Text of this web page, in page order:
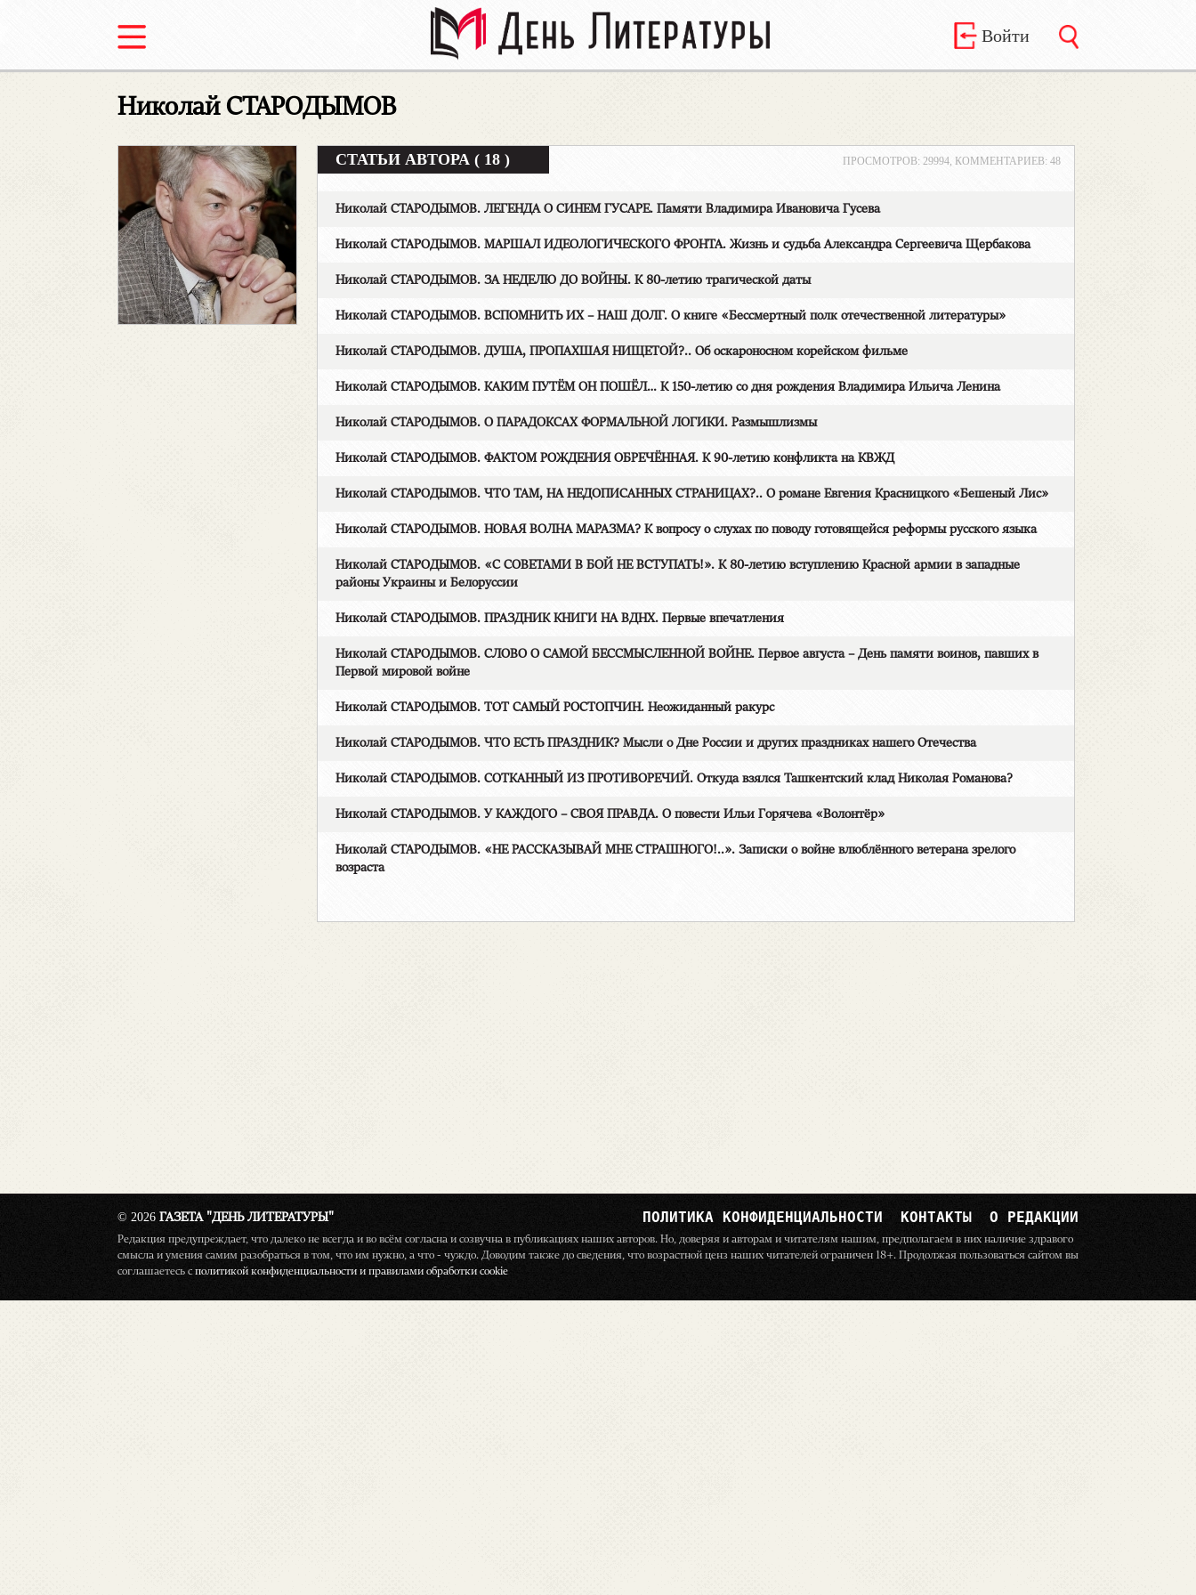
Войти
Николай СТАРОДЫМОВ
ПРОСМОТРОВ: 29994, КОММЕНТАРИЕВ: 48
СТАТЬИ АВТОРА ( 18 )
Николай СТАРОДЫМОВ. ЛЕГЕНДА О СИНЕМ ГУСАРЕ. Памяти Владимира Ивановича Гусева
Николай СТАРОДЫМОВ. МАРШАЛ ИДЕОЛОГИЧЕСКОГО ФРОНТА. Жизнь и судьба Александра Сергеевича Щербакова
Николай СТАРОДЫМОВ. ЗА НЕДЕЛЮ ДО ВОЙНЫ. К 80-летию трагической даты
Николай СТАРОДЫМОВ. ВСПОМНИТЬ ИХ – НАШ ДОЛГ. О книге «Бессмертный полк отечественной литературы»
Николай СТАРОДЫМОВ. ДУША, ПРОПАХШАЯ НИЩЕТОЙ?.. Об оскароносном корейском фильме
Николай СТАРОДЫМОВ. КАКИМ ПУТЁМ ОН ПОШЁЛ… К 150-летию со дня рождения Владимира Ильича Ленина
Николай СТАРОДЫМОВ. О ПАРАДОКСАХ ФОРМАЛЬНОЙ ЛОГИКИ. Размышлизмы
Николай СТАРОДЫМОВ. ФАКТОМ РОЖДЕНИЯ ОБРЕЧЁННАЯ. К 90-летию конфликта на КВЖД
Николай СТАРОДЫМОВ. ЧТО ТАМ, НА НЕДОПИСАННЫХ СТРАНИЦАХ?.. О романе Евгения Красницкого «Бешеный Лис»
Николай СТАРОДЫМОВ. НОВАЯ ВОЛНА МАРАЗМА? К вопросу о слухах по поводу готовящейся реформы русского языка
Николай СТАРОДЫМОВ. «С СОВЕТАМИ В БОЙ НЕ ВСТУПАТЬ!». К 80-летию вступлению Красной армии в западные
районы Украины и Белоруссии
Николай СТАРОДЫМОВ. ПРАЗДНИК КНИГИ НА ВДНХ. Первые впечатления
Николай СТАРОДЫМОВ. СЛОВО О САМОЙ БЕССМЫСЛЕННОЙ ВОЙНЕ. Первое августа – День памяти воинов, павших в
Первой мировой войне
Николай СТАРОДЫМОВ. ТОТ САМЫЙ РОСТОПЧИН. Неожиданный ракурс
Николай СТАРОДЫМОВ. ЧТО ЕСТЬ ПРАЗДНИК? Мысли о Дне России и других праздниках нашего Отечества
Николай СТАРОДЫМОВ. СОТКАННЫЙ ИЗ ПРОТИВОРЕЧИЙ. Откуда взялся Ташкентский клад Николая Романова?
Николай СТАРОДЫМОВ. У КАЖДОГО – СВОЯ ПРАВДА. О повести Ильи Горячева «Волонтёр»
Николай СТАРОДЫМОВ. «НЕ РАССКАЗЫВАЙ МНЕ СТРАШНОГО!..». Записки о войне влюблённого ветерана зрелого
возраста
© 2026 ГАЗЕТА "ДЕНЬ ЛИТЕРАТУРЫ" О РЕДАКЦИИ
КОНТАКТЫ
ПОЛИТИКА КОНФИДЕНЦИАЛЬНОСТИ
Редакция предупреждает, что далеко не всегда и во всём согласна и созвучна в публикациях наших авторов. Но, доверяя и авторам и читателям нашим, предполагаем в них наличие здравого
смысла и умения самим разобраться в том, что им нужно, а что - чуждо. Доводим также до сведения, что возрастной ценз наших читателей ограничен 18+. Продолжая пользоваться сайтом вы
соглашаетесь сполитикой конфиденциальности и правилами обработки cookie